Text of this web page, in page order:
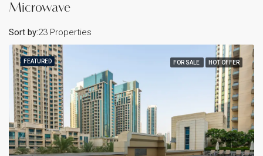
Microwave
23 Properties
Sort by:
FEATURED FOR SALE HOT OFFER